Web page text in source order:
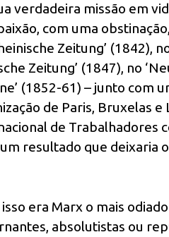
verdadeira missão em
com uma
Zeitung’ (1842),
Zeitung’ (1847), no
(1852-61) – junto com
de Paris, Bruxelas
de Trabalhadores
resultado que deixaria
isso era Marx o mais
absolutistas ou